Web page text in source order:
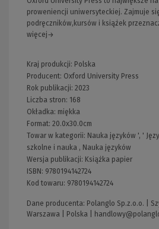
proweniencji uniwersyteckiej. Zajmuje
podręczników,kursów i książek
więcej→
Kraj produkcji: Polska
Producent: Oxford University Press
Rok publikacji: 2023
Liczba stron: 168
Okładka: miękka
Format: 20.0x30.0cm
Towar w kategorii: Nauka języków ', '
szkolne i nauka , Nauka języków
Wersja publikacji: Książka papier
ISBN: 9780194142724
Kod towaru: 9780194142724
Dane producenta: Polanglo Sp.z.o.o. |
Warszawa | Polska |